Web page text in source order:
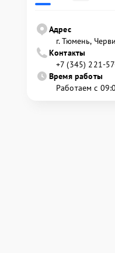
Адрес
г. Тюмень,
Контакты
+7 (345) 221-
Время работы
Работаем с